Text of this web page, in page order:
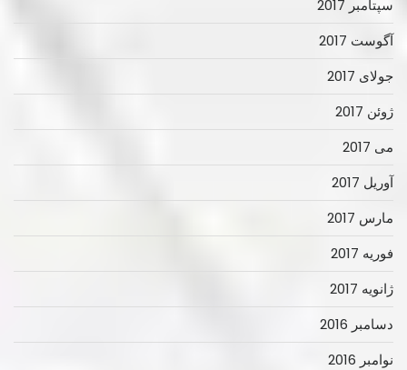
سپتامبر 2017
آگوست 2017
جولای 2017
ژوئن 2017
می 2017
آوریل 2017
مارس 2017
فوریه 2017
ژانویه 2017
دسامبر 2016
نوامبر 2016